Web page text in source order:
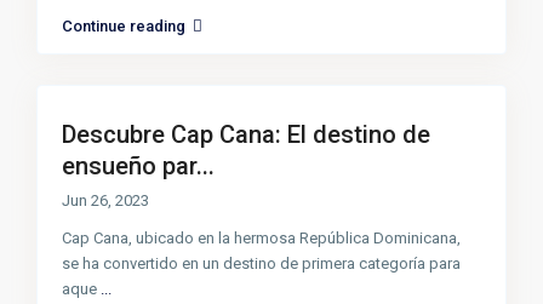
Continue reading
Descubre Cap Cana: El destino de
ensueño par...
Jun 26, 2023
Cap Cana, ubicado en la hermosa República Dominicana,
se ha convertido en un destino de primera categoría para
aque ...